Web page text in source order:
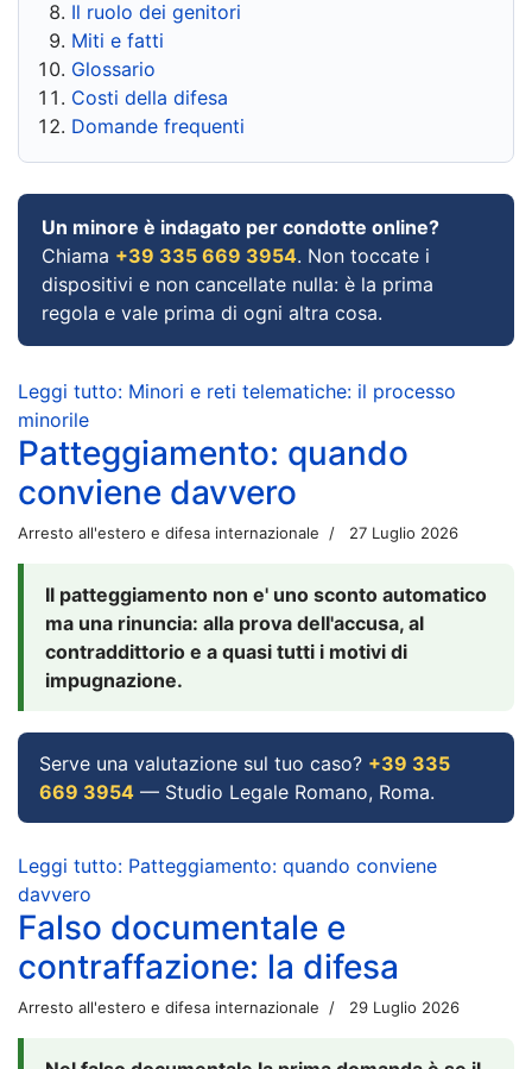
Il ruolo dei genitori
Miti e fatti
Glossario
Costi della difesa
Domande frequenti
Un minore è indagato per condotte online?
Chiama +39 335 669 3954. Non toccate i
dispositivi e non cancellate nulla: è la prima
regola e vale prima di ogni altra cosa.
Leggi tutto: Minori e reti telematiche: il processo
minorile
Patteggiamento: quando
conviene davvero
Arresto all'estero e difesa internazionale 27 Luglio 2026
Il patteggiamento non e' uno sconto automatico
ma una rinuncia: alla prova dell'accusa, al
contraddittorio e a quasi tutti i motivi di
impugnazione.
Serve una valutazione sul tuo caso? +39 335
669 3954 — Studio Legale Romano, Roma.
Leggi tutto: Patteggiamento: quando conviene
davvero
Falso documentale e
contraffazione: la difesa
Arresto all'estero e difesa internazionale 29 Luglio 2026